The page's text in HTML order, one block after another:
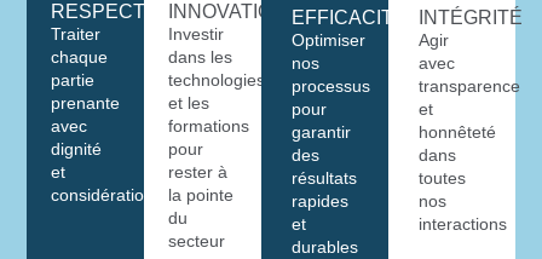
RESPECT
Traiter
chaque
partie
prenante
avec
dignité
et
considération
INNOVATION
Investir
dans les
technologies
et les
formations
pour
rester à
la pointe
du
secteur
INTÉGRITÉ
Agir
avec
transparence
et
honnêteté
dans
toutes
nos
interactions
EFFICACITÉ
Optimiser
nos
processus
pour
garantir
des
résultats
rapides
et
durables